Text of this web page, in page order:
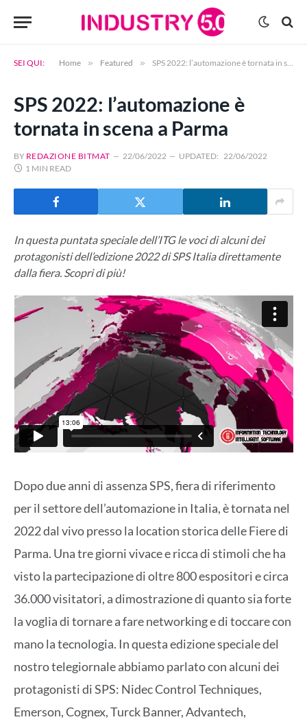
SEI QUI: Home » Featured » SPS 2022: l’automazione è tornata in scena a Parma
SPS 2022: l’automazione è
tornata in scena a Parma
BY REDAZIONE BITMAT 22/06/2022 UPDATED: 22/06/2022
1 MIN READ
In questa puntata speciale dell’ITG le voci di alcuni dei
protagonisti dell’edizione 2022 di SPS Italia direttamente
dalla fiera. Scopri di più!
Dopo due anni di assenza SPS, fiera di riferimento
per il settore dell’automazione in Italia, è tornata nel
2022 dal vivo presso la location storica delle Fiere di
Parma. Una tre giorni vivace e ricca di stimoli che ha
visto la partecipazione di oltre 800 espositori e circa
36.000 visitatori, a dimostrazione di quanto sia forte
la voglia di tornare a fare networking e di toccare con
mano la tecnologia. In questa edizione speciale del
nostro telegiornale abbiamo parlato con alcuni dei
protagonisti di SPS: Nidec Control Techniques,
Emerson, Cognex, Turck Banner, Advantech,